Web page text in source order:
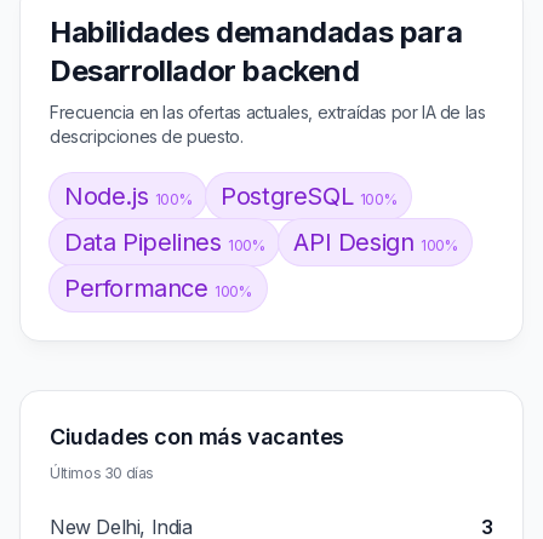
Habilidades demandadas para
Desarrollador backend
Frecuencia en las ofertas actuales, extraídas por IA de las
descripciones de puesto.
Node.js 100% PostgreSQL 100%
Data Pipelines 100% API Design 100%
Performance 100%
Ciudades con más vacantes
Últimos 30 días
New Delhi, India 3